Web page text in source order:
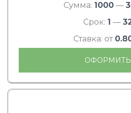
Сумма: 1000 —
Срок: 1 —
Ставка: от
ОФОРМИТЬ